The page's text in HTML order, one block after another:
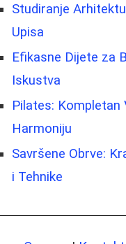
Studiranje
Upisa
Efikasne Dijete za
Iskustva
Pilates:
Harmoniju
Savršene Obrve:
i Tehnike